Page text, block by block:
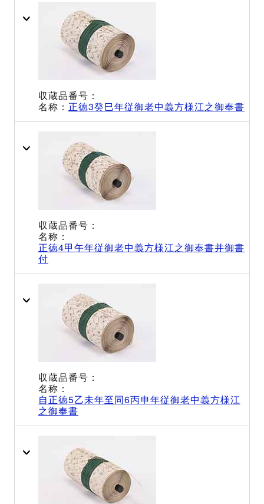
正徳3癸巳年従御老中義方様江之御奉書
正徳4甲午年従御老中義方様江之御奉書并御書
付
自正徳5乙未年至同6丙申年従御老中義方様江
之御奉書